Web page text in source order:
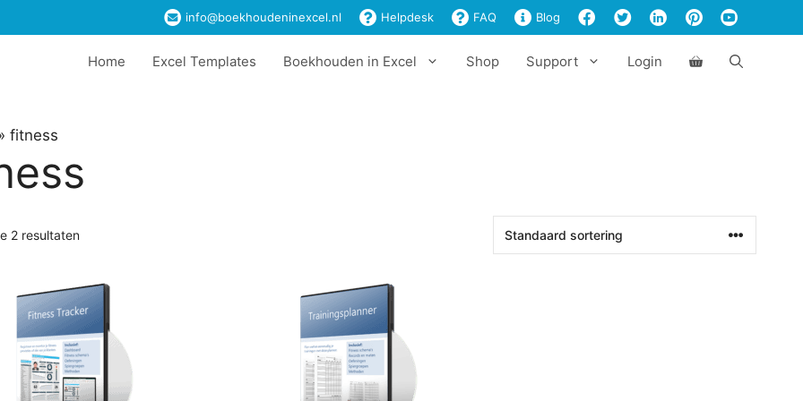
info@boekhoudeninexcel.nl Helpdesk FAQ Blog
Home Excel Templates Boekhouden in Excel Shop Support Login
fitness
2 resultaten